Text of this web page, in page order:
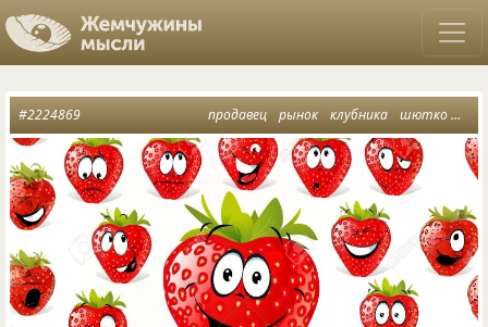
продавец рынок клубника шютко юмора
#2224869